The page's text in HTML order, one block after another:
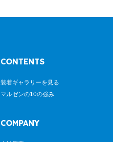
CONTENTS
装着ギャラリーを見る
マルゼンの10の強み
COMPANY